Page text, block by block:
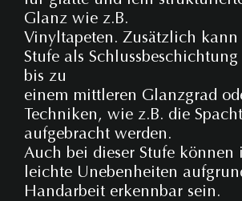
Glanz wie z.B.
Vinyltapeten. Zusätzlich kann
Stufe als
bis zu
einem mittleren Glanzgrad
Techniken, wie z.B. die
aufgebracht werden.
Auch bei dieser Stufe können
leichte Unebenheiten
Handarbeit erkennbar sein.